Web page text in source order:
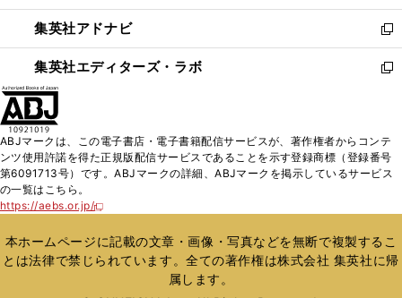
開
く
ウ
で
開
く
ン
ド
ウ
で
ウ
ィ
ン
ド
く
集英社アドナビ
新
し
い
ド
ウ
で
集英社エディターズ・ラボ
新
ィ
ン
開
く
ABJマークは、この電子書店・電子書籍配信サービスが、著作権者からコンテ
ンツ使用許諾を得た正規版配信サービスであることを示す登録商標（登録番号
第6091713号）です。ABJマークの詳細、ABJマークを掲示しているサービス
の一覧はこちら。
https://aebs.or.jp/
新
い
ウ
ィ
本ホームページに記載の文章・画像・写真などを無断で複製するこ
とは法律で禁じられています。全ての著作権は株式会社 集英社に帰
属します。